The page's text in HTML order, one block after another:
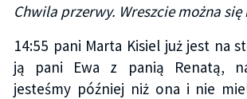
Chwila przerwy. Wreszcie można
14:55 pani Marta Kisiel już jest na
ją pani Ewa z panią Renatą,
jesteśmy później niż ona i nie